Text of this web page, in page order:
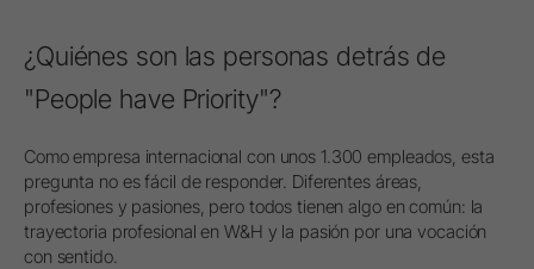
¿Quiénes son las personas detrás de
"People have Priority"?
Como empresa internacional con unos 1.300 empleados, esta
pregunta no es fácil de responder. Diferentes áreas,
profesiones y pasiones, pero todos tienen algo en común: la
trayectoria profesional en W&H y la pasión por una vocación
con sentido.